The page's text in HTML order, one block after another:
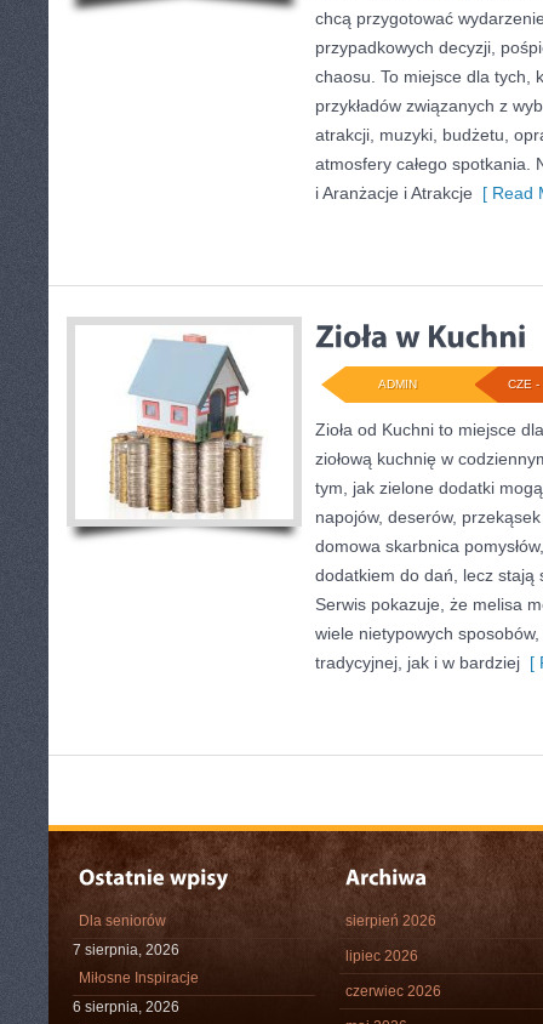
chcą przygotować
przypadkowych decyzji,
chaosu. To miejsce dla tych,
przykładów związanych z
atrakcji, muzyki, budżetu,
atmosfery całego spotkania.
i Aranżacje i Atrakcje [ Read
CZE -
ADMIN
Zioła od Kuchni to miejsce
ziołową kuchnię w
tym, jak zielone dodatki
napojów, deserów,
domowa skarbnica
dodatkiem do dań, lecz stają
Serwis pokazuje, że melisa
wiele nietypowych
tradycyjnej, jak i w bardziej [
Dla seniorów
7 sierpnia, 2026
Miłosne Inspiracje
6 sierpnia, 2026
sierpień 2026
lipiec 2026
czerwiec 2026